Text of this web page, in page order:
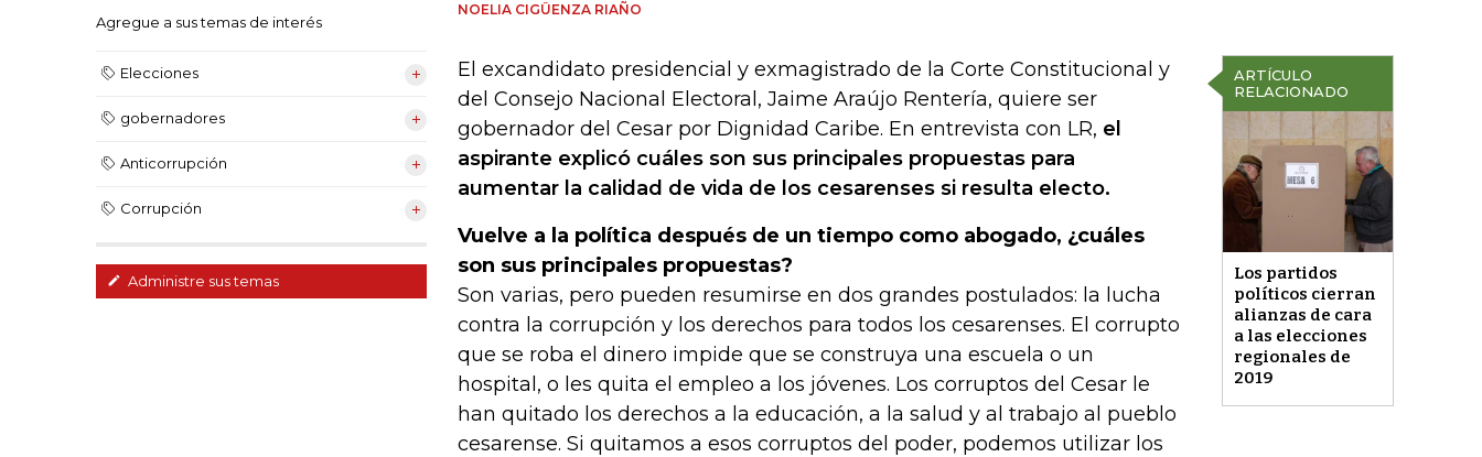
Agregue a sus temas de interés
Elecciones
gobernadores
Anticorrupción
Corrupción
Administre sus temas
NOELIA CIGÜENZA RIAÑO
ARTÍCULO
RELACIONADO
Los partidos
políticos cierran
alianzas de cara
a las elecciones
regionales de
2019
El excandidato presidencial y exmagistrado de la Corte Constitucional y
del Consejo Nacional Electoral, Jaime Araújo Rentería, quiere ser
gobernador del Cesar por Dignidad Caribe. En entrevista con LR, el
aspirante explicó cuáles son sus principales propuestas para
aumentar la calidad de vida de los cesarenses si resulta electo.
Vuelve a la política después de un tiempo como abogado, ¿cuáles
son sus principales propuestas?
Son varias, pero pueden resumirse en dos grandes postulados: la lucha
contra la corrupción y los derechos para todos los cesarenses. El corrupto
que se roba el dinero impide que se construya una escuela o un
hospital, o les quita el empleo a los jóvenes. Los corruptos del Cesar le
han quitado los derechos a la educación, a la salud y al trabajo al pueblo
cesarense. Si quitamos a esos corruptos del poder, podemos utilizar los